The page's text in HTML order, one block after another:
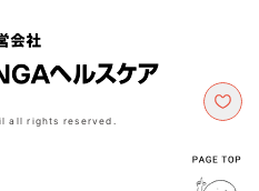
all rights reserved.